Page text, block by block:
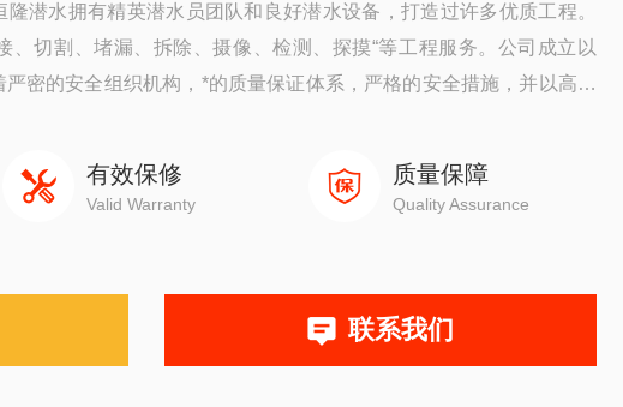
潜水拥有精英潜水员团队和良好潜水设备，打造过许多优质工程。
、切割、堵漏、拆除、摄像、检测、探摸“等工程服务。公司成立以
密的安全组织机构，*的质量保证体系，严格的安全措施，并以高质
有效保修
Valid Warranty
质量保障
Quality Assurance
联系我们